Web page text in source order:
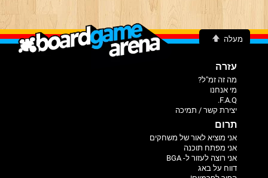
מעלה
עזרה
מה זה זמ"ל?
מי אנחנו
F.A.Q.
יצירת קשר / תמיכה
תרום
אני מוציא לאור של משחקים
אני מפתח תוכנה
אני רוצה לעזור ל- BGA
דווח על באג